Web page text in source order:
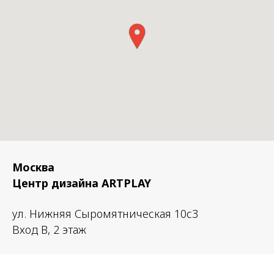
Москва
Центр дизайна ARTPLAY
ул. Нижняя Сыромятническая 10с3
Вход B, 2 этаж